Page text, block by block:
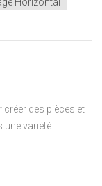
Horizontal
des pièces et
une variété
la médecine et
et ses options